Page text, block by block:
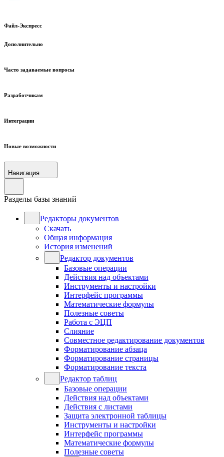
Файл-Экспресс
Дополнительно
Часто задаваемые вопросы
Разработчикам
Интеграции
Новые возможности
Навигация
Разделы базы знаний
Редакторы документов
Скачать
Общая информация
История изменений
Редактор документов
Базовые операции
Действия над объектами
Инструменты и настройки
Интерфейс программы
Математические формулы
Полезные советы
Работа с ЭЦП
Слияние
Совместное редактирование документов
Форматирование абзаца
Форматирование страницы
Форматирование текста
Редактор таблиц
Базовые операции
Действия над объектами
Действия с листами
Защита электронной таблицы
Инструменты и настройки
Интерфейс программы
Математические формулы
Полезные советы